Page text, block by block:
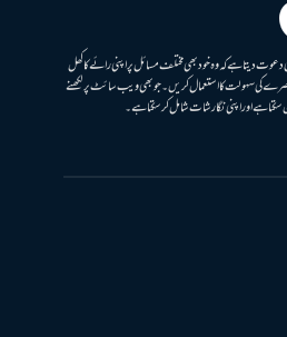
دعوت دیتا ہے کہ وہ خود بھی مختلف مسائل پر اپنی رائے کا کھل
کی سہولت کا استعمال کریں۔ جو بھی ویب سائٹ پر لکھنے
سکتا ہے اور اپنی نگارشات شامل کرسکتا ہے۔